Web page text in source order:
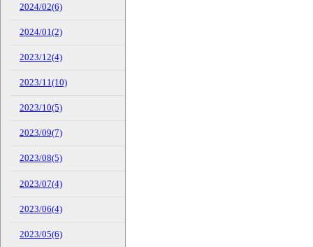
2024/02(6)
2024/01(2)
2023/12(4)
2023/11(10)
2023/10(5)
2023/09(7)
2023/08(5)
2023/07(4)
2023/06(4)
2023/05(6)